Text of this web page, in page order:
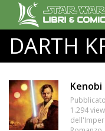
DARTH
Kenobi
1.294